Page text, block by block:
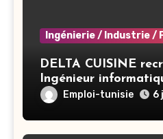
Ingénierie / Industrie /
DELTA CUISINE
Ingénieur
Emploi-tunisie 6